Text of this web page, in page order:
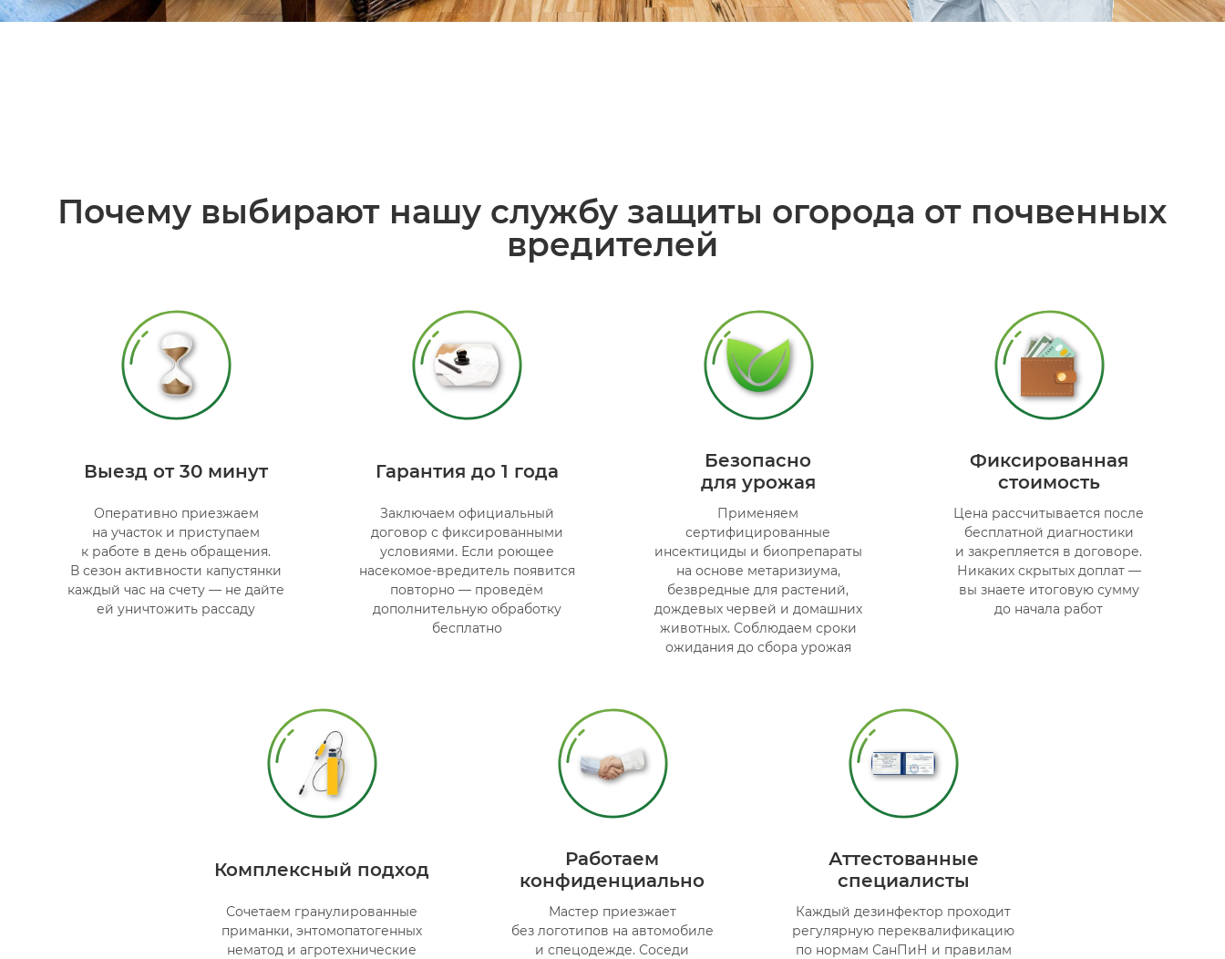
Почему выбирают нашу службу защиты огорода от почвенных
вредителей
Выезд от 30 минут
Оперативно приезжаем
на участок и приступаем
к работе в день обращения.
В сезон активности капустянки
каждый час на счету — не дайте
ей уничтожить рассаду
Гарантия до 1 года
Заключаем официальный
договор с фиксированными
условиями. Если роющее
насекомое-вредитель появится
повторно — проведём
дополнительную обработку
бесплатно
Безопасно
для урожая
Применяем
сертифицированные
инсектициды и биопрепараты
на основе метаризиума,
безвредные для растений,
дождевых червей и домашних
животных. Соблюдаем сроки
ожидания до сбора урожая
Фиксированная
стоимость
Цена рассчитывается после
бесплатной диагностики
и закрепляется в договоре.
Никаких скрытых доплат —
вы знаете итоговую сумму
до начала работ
Комплексный подход
Сочетаем гранулированные
приманки, энтомопатогенных
нематод и агротехнические
Работаем
конфиденциально
Мастер приезжает
без логотипов на автомобиле
и спецодежде. Соседи
Аттестованные
специалисты
Каждый дезинфектор проходит
регулярную переквалификацию
по нормам СанПиН и правилам